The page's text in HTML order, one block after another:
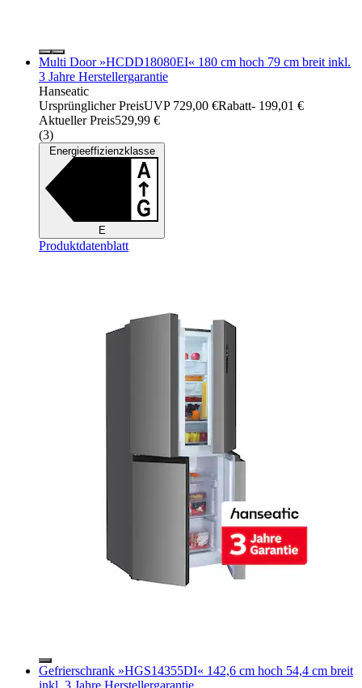
Multi Door »HCDD18080EI« 180 cm hoch 79 cm breit inkl.
3 Jahre Herstellergarantie
Hanseatic
Ursprünglicher PreisUVP 729,00 €Rabatt- 199,01 €
Aktueller Preis529,99 €
(3)
Energieeffizienzklasse
E
Produktdatenblatt
Gefrierschrank »HGS14355DI« 142,6 cm hoch 54,4 cm breit
inkl. 3 Jahre Herstellergarantie